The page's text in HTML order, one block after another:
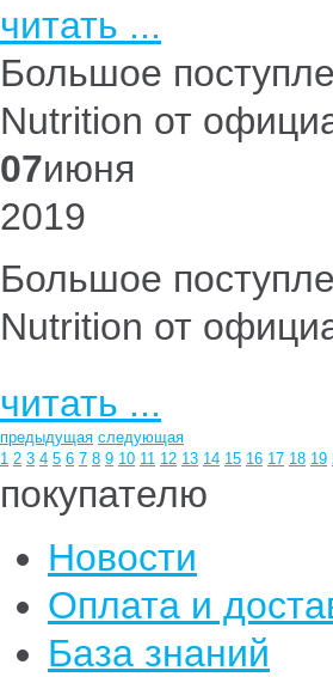
читать ...
Большое
Nutrition от
07июня
2019
Большое
Nutrition от
читать ...
предыдущая следующая
1 2 3 4 5 6 7 8 9 10 11 12 13 14 15 16 17 18 19
покупателю
Новости
Оплата и
База знаний